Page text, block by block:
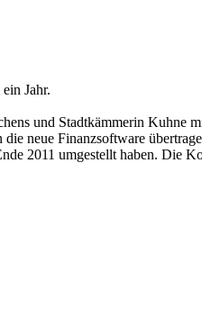
Jahr.
und Stadtkämmerin
neue Finanzsoftware
2011 umgestellt haben. Die